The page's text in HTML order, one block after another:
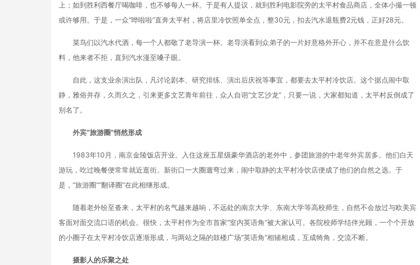
上；如到胜利西餐厅喝咖啡，也不够每人一杯。于是有人提议，就到胜利电影院旁的太平村食品商店，全体小撮一顿
或许够用。于是，一众“哗啦啦”直奔太平村，将店里冷饮照单全点，整30元，扣去汽水退瓶费2元钱，正好28元。
菜鸟们以汽水代酒，每一个人都敬了老导演一杯。老导演看到众弟子的一片好意格外开心，并不在意是什么饮
料，他来者不拒，直到汽水漫至嗓子眼。
自此，这支业余演出队，凡讨论剧本、研究排练、演出后庆祝等事宜，都要去太平村冷饮店。这个据点闹中取
静，雅俗并存，久而久之，引来更多文艺青年前往，众人自诩“文艺沙龙”，只要一说，大家都知道，太平村反倒成了
别名了。
外宾“旅游圈”悄然形成
1983年10月，南京金陵饭店开业。入住这座五星级豪华酒店的老外中，参团旅游的中老年外宾居多。他们白天
游玩，吃过晚餐便常常就近逛街。新街口一大圈遛弯过来，闹中取静的太平村冷饮店便成了他们的自然之选。于
是，“旅游圈”“翻译圈”在此相继形成。
随着老外纷至沓来，太平村的名气越来越响，不远处的南京大学、东南大学等高校师生，自然不会放过与欧美宾
客面对面交流口语的机会。很快，太平村作为全市首家“室内英语角”被大家认可。各院校师学结伴光顾，一个个开放
的小圈子在太平村冷饮店逐渐形成，与两站之隔的鼓楼广场“英语角”相辅相成，互成犄角，交流不断。
摄影人的乐聚之处